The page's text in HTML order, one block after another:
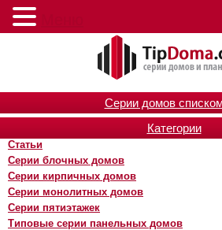
Серии домов
Категории
Статьи
Серии блочных домов
Серии кирпичных домов
Серии монолитных домов
Серии пятиэтажек
Типовые серии панельных домов